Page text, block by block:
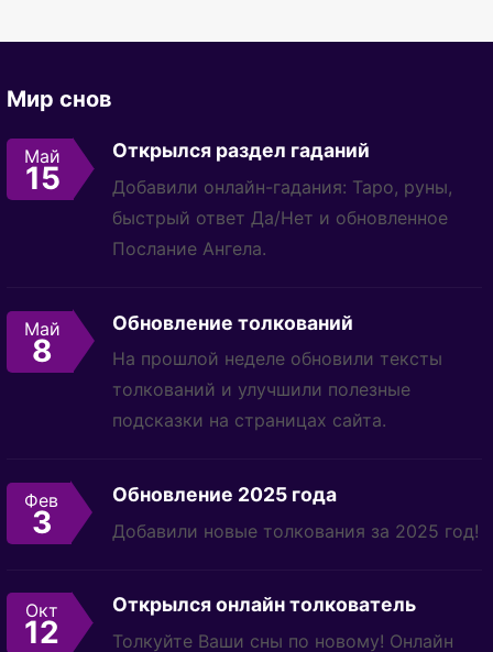
Мир снов
Май
15
Открылся раздел гаданий
Добавили онлайн-гадания: Таро, руны,
быстрый ответ Да/Нет и обновленное
Послание Ангела.
Май
8
Обновление толкований
На прошлой неделе обновили тексты
толкований и улучшили полезные
подсказки на страницах сайта.
Фев
3
Обновление 2025 года
Добавили новые толкования за 2025 год!
Окт
12
Открылся онлайн толкователь
Толкуйте Ваши сны по новому! Онлайн